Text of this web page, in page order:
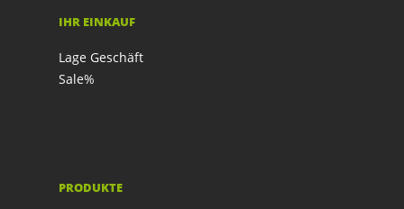
IHR EINKAUF
Lage Geschäft
Sale%
PRODUKTE